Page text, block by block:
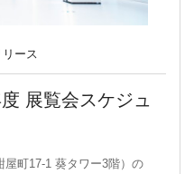
展覧会スケジュ
ース
町17-1 葵タワー3階）の